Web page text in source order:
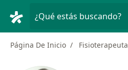
¿Qué estás buscando?
Página De Inicio Fisioterapeuta